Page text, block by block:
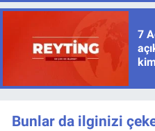
7
Bunlar da ilginizi